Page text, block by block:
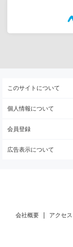
このサイトについて
個人情報について
会員登録
広告表示について
会社概要 アクセス